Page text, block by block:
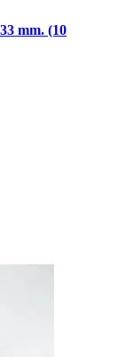
mm. (10